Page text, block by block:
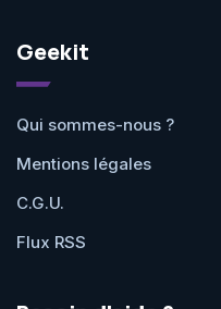
Geekit
Qui sommes-nous ?
Mentions légales
C.G.U.
Flux RSS